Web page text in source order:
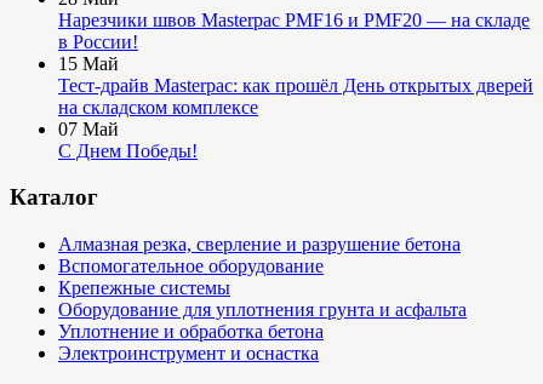
Нарезчики швов Masterpac PMF16 и PMF20 — на складе
в России!
15 Май
Тест-драйв Masterpac: как прошёл День открытых дверей
на складском комплексе
07 Май
С Днем Победы!
Каталог
Алмазная резка, сверление и разрушение бетона
Вспомогательное оборудование
Крепежные системы
Оборудование для уплотнения грунта и асфальта
Уплотнение и обработка бетона
Электроинструмент и оснастка